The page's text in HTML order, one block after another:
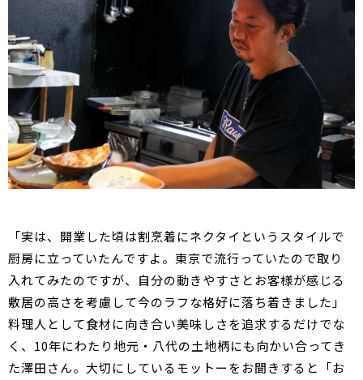
「実は、開業した頃は割烹着にネクタイというスタイルで
厨房に立っていたんですよ。東京で流行っていたので取り
入れてみたのですが、自分の動きやすさとお客様が感じる
敷居の高さを考慮して今のラフな格好に落ち着きました」
料理人として食材に向き合い美味しさを追求するだけでな
く、10年にわたり地元・八代の土地柄にも向かい合ってき
た澤田さん。大切にしているモットーをお聞きすると「お